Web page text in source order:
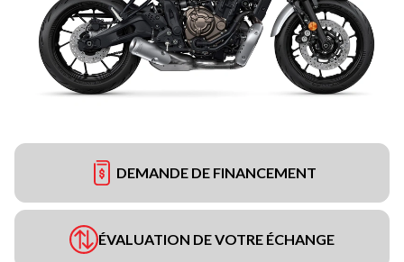
DEMANDE DE FINANCEMENT
ÉVALUATION DE VOTRE ÉCHANGE